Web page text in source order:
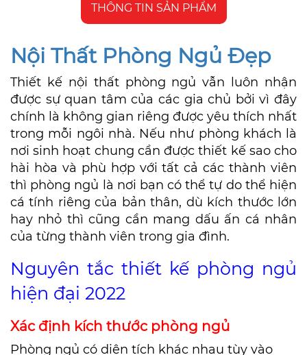
THÔNG TIN SẢN PHẨM
Nội Thất Phòng Ngủ Đẹp
Thiết kế nội thất phòng ngủ vẫn luôn nhận
được sự quan tâm của các gia chủ bởi vì đây
chính là không gian riêng được yêu thích nhất
trong mỗi ngôi nhà. Nếu như phòng khách là
nơi sinh hoạt chung cần được thiết kế sao cho
hài hòa và phù hợp với tất cả các thành viên
thì phòng ngủ là nơi bạn có thể tự do thể hiện
cá tính riêng của bản thân, dù kích thước lớn
hay nhỏ thì cũng cần mang dấu ấn cá nhân
của từng thành viên trong gia đình.
Nguyên tắc thiết kế phòng ngủ
hiện đại 2022
Xác định kích thước phòng ngủ
Phòng ngủ có diện tích khác nhau tùy vào